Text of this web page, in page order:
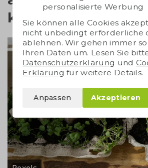
kompostierbar
personalisierte Werbung
Sie können alle Cookies
nicht unbedingt erforderliche
ablehnen. Wir gehen immer
Ihren Daten um. Lesen Sie
Datenschutzerklärung und
Erklärung für weitere Details.
Anpassen Akzeptieren